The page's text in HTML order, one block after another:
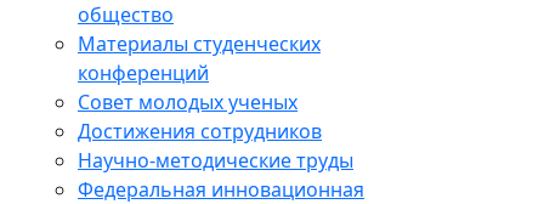
общество
Материалы студенческих
конференций
Совет молодых ученых
Достижения сотрудников
Научно-методические труды
Федеральная инновационная